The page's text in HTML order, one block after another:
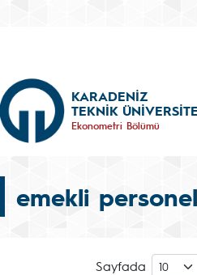
KARADENİZ
TEKNİK
Ekonometri Bölümü
emekli personel
Sayfada